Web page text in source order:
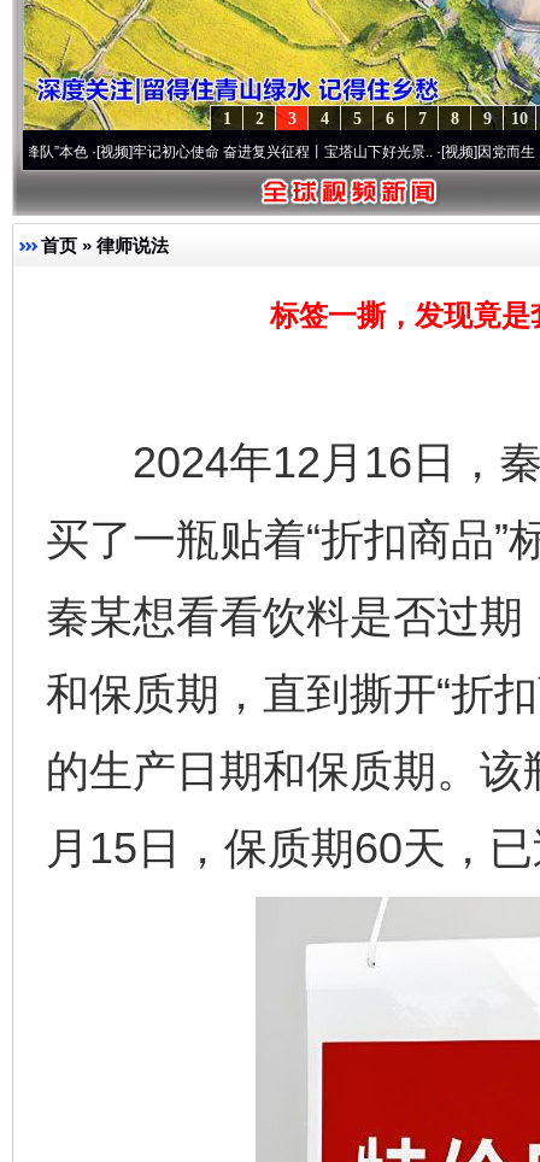
10
9
8
7
6
5
4
3
2
1
·[视频]牢记初心使命 奋进复兴征程丨宝塔山下好光景..·[视频]因党而生 为党而战
首页 » 律师说法
标签一撕，发现竟
2024年12月16日，秦
买了一瓶贴着“折扣商品
秦某想看看饮料是否过
和保质期，直到撕开“折
的生产日期和保质期。
月15日，保质期60天，